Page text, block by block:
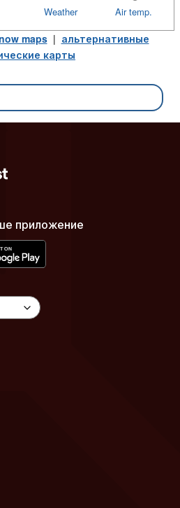
Air temp.
Weather
maps| альтернативные
карты
приложение